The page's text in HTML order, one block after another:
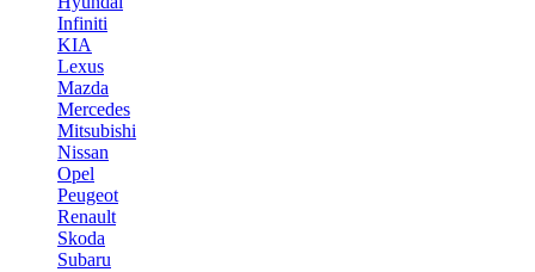
Infiniti
KIA
Lexus
Mazda
Mercedes
Mitsubishi
Nissan
Opel
Peugeot
Renault
Skoda
Subaru